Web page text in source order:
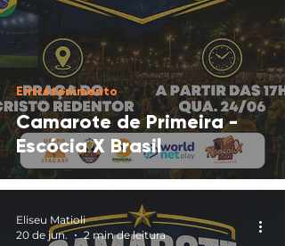
Camarote de Primeira -
Escócia X Brasil
Entretenimento
Eliseu Matioli
20 de jun.
2 min de leitura